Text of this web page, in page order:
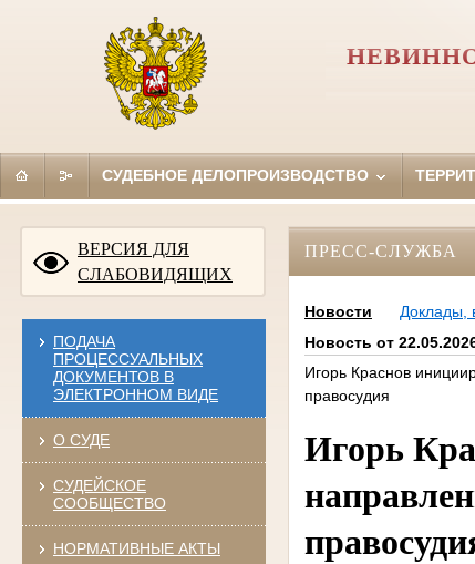
СУДЕБНОЕ ДЕЛОПРОИЗВОДСТВО
ВЕРСИЯ ДЛЯ
СЛАБОВИДЯЩИХ
ПОДАЧА
ПРОЦЕССУАЛЬНЫХ
ДОКУМЕНТОВ В
ЭЛЕКТРОННОМ ВИДЕ
О СУДЕ
СУДЕЙСКОЕ
СООБЩЕСТВО
НОРМАТИВНЫЕ АКТЫ
ПРЕСС-СЛУЖБА
Новости Доклады,
Новость от
Игорь Краснов
правосудия
Игорь